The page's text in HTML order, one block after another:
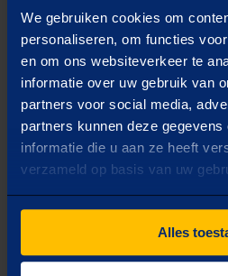
We gebruiken cookies om
personaliseren, om functies
en om ons websiteverkeer te
informatie over uw gebruik van
partners voor social media,
partners kunnen deze
informatie die u aan ze heeft
verzameld op basis van uw
Alles
Ontvang
die bij jouw
past
VRAAG1 /4
Wat is jouw
Selecteer één optie